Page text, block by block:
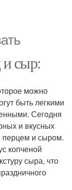
и сыр:
можно
быть легкими
Сегодня
и вкусных
перцем и сыром.
копченой
сыра, что